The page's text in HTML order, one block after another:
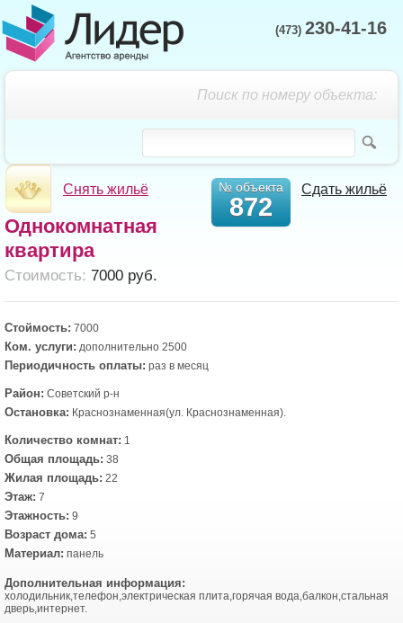
(473) 230-41-16
Поиск по номеру объекта:
Снять жильё Сдать жильё
№ объекта
872
Однокомнатная
квартира
Cтоимость: 7000 руб.
Стоймость: 7000
Ком. услуги: дополнительно 2500
Периодичность оплаты: раз в месяц
Район: Советский р-н
Остановка: Краснознаменная(ул. Краснознаменная).
Количество комнат: 1
Общая площадь: 38
Жилая площадь: 22
Этаж: 7
Этажность: 9
Возраст дома: 5
Материал: панель
Дополнительная информация:
холодильник,телефон,электрическая плита,горячая вода,балкон,стальная
дверь,интернет.